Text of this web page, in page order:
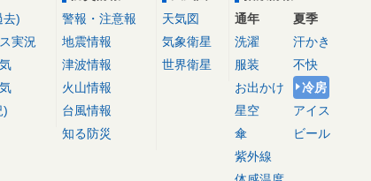
去)
実況
)
警報・注意報
地震情報
津波情報
火山情報
台風情報
知る防災
天気図
気象衛星
世界衛星
通年
洗濯
服装
お出かけ
星空
傘
紫外線
夏季
汗かき
不快
冷房
アイス
ビール